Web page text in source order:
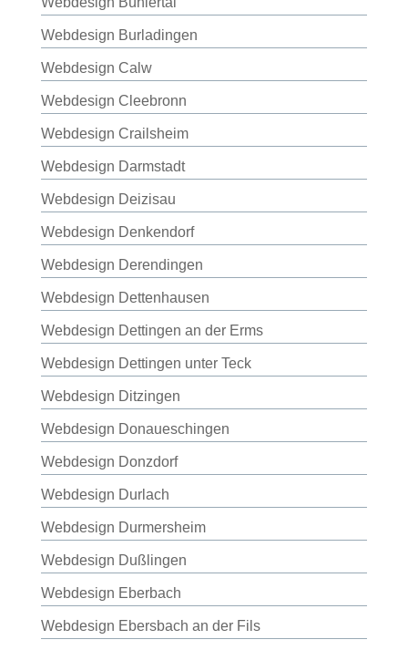
Webdesign Burladingen
Webdesign Calw
Webdesign Cleebronn
Webdesign Crailsheim
Webdesign Darmstadt
Webdesign Deizisau
Webdesign Denkendorf
Webdesign Derendingen
Webdesign Dettenhausen
Webdesign Dettingen an der Erms
Webdesign Dettingen unter Teck
Webdesign Ditzingen
Webdesign Donaueschingen
Webdesign Donzdorf
Webdesign Durlach
Webdesign Durmersheim
Webdesign Dußlingen
Webdesign Eberbach
Webdesign Ebersbach an der Fils